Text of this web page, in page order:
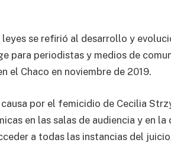
leyes se refirió al desarrollo y
para periodistas y medios de
el Chaco en noviembre de 2019.
por el femicidio de Cecilia
en las salas de audiencia y en la
a todas las instancias del